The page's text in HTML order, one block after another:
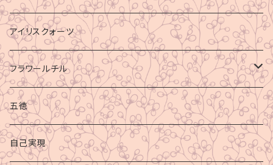
アイリスクォーツ
フラワールチル
心身の癒し
グラウディング
五徳
自己実現